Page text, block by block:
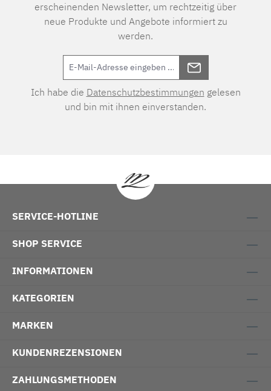
erscheinenden Newsletter, um rechtzeitig über
neue Produkte und Angebote informiert zu
werden.
Ich habe die Datenschutzbestimmungen gelesen
und bin mit ihnen einverstanden.
SERVICE-HOTLINE
SHOP SERVICE
INFORMATIONEN
KATEGORIEN
MARKEN
KUNDENREZENSIONEN
ZAHLUNGSMETHODEN